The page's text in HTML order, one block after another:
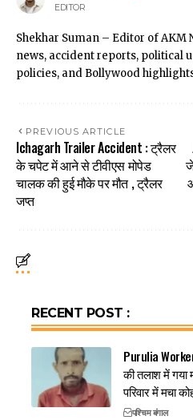
EDITOR
Shekhar Suman – Editor of AKM
news, accident reports, political
policies, and Bollywood
PREVIOUS ARTICLE
Ichagarh Trailer Accident : ट्रैलर
के चपेट में आने से टीवीएस मोपेड
चालक की हुई मौके पर मौत , ट्रैलर
जप्त
RECENT POST :
Purulia
की तलाश में
परिवार में मचा
पश्चिम बंगाल